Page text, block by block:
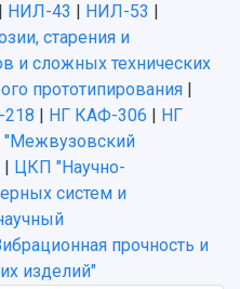
НИЛ-43 НИЛ-53
старения и
и сложных технических
прототипирования
НГ КАФ-306
НГ
ЦКП "Научно-
систем и
прочность и
изделий"